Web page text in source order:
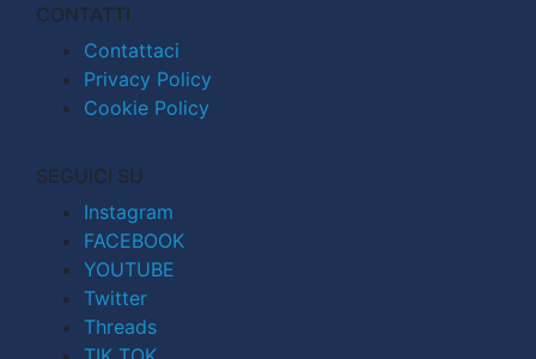
CONTATTI
Contattaci
Privacy Policy
Cookie Policy
SEGUICI SU
Instagram
FACEBOOK
YOUTUBE
Twitter
Threads